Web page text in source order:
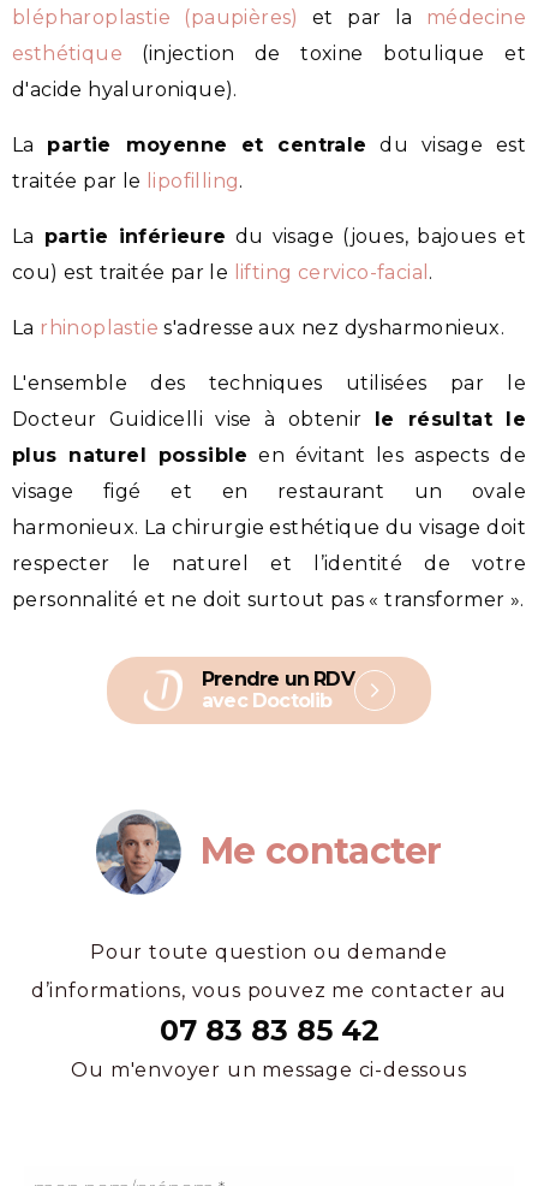
blépharoplastie (paupières)
et par la
médecine
esthétique (injection de toxine botulique et
d'acide hyaluronique).
La partie moyenne et centrale du visage est
traitée par le
lipofilling.
La partie inférieure du visage (joues, bajoues et
cou) est traitée par le
lifting cervico-facial .
La rhinoplastie s'adresse aux nez dysharmonieux.
L'ensemble des techniques utilisées par le
Docteur Guidicelli vise à obtenir le résultat le
plus naturel possible en évitant les aspects de
visage figé et en restaurant un ovale
harmonieux. La chirurgie esthétique du visage doit
respecter le naturel et l’identité de votre
personnalité et ne doit surtout pas « transformer ».
Prendre un RDV
avec Doctolib
Me contacter
Pour toute question ou demande
d’informations, vous pouvez me contacter au
07 83 83 85 42
Ou m'envoyer un message ci-dessous